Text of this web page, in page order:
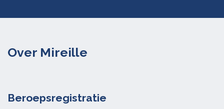
Over Mireille
Beroepsregistratie